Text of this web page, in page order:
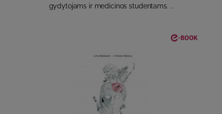
gydytojams ir medicinos studentams. ..